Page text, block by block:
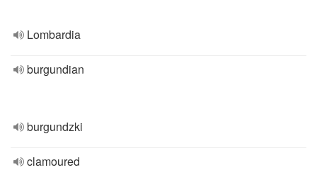
Lombardia
burgundian
burgundzki
clamoured